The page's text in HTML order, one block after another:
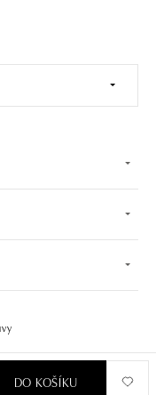
DO KOŠÍKU
vyhrazena.